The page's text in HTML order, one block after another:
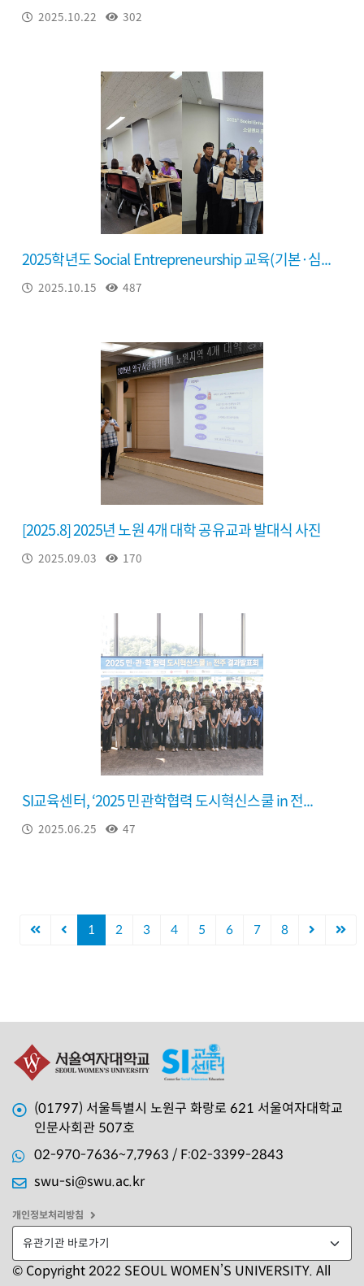
2025.10.22 302
2025학년도 Social Entrepreneurship 교육(기본·심...
2025.10.15 487
[2025.8] 2025년 노원 4개 대학 공유교과 발대식 사진
2025.09.03 170
SI교육센터, ‘2025 민관학협력 도시혁신스쿨 in 전...
2025.06.25 47
1 2 3 4 5 6 7 8
(01797) 서울특별시 노원구 화랑로 621 서울여자대학교
인문사회관 507호
02-970-7636~7,7963 / F:02-3399-2843
swu-si@swu.ac.kr
개인정보처리방침
© Copyright 2022 SEOUL WOMEN’S UNIVERSITY. All